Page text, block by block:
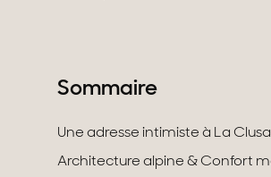
Montagne
Provence
Sommaire
Une adresse intimiste à La
Architecture alpine & Confort